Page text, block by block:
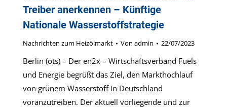
Treiber anerkennen – Künftige
Nationale Wasserstoffstrategie
Nachrichten zum Heizölmarkt Von admin 22/07/2023
Berlin (ots) – Der en2x – Wirtschaftsverband Fuels
und Energie begrüßt das Ziel, den Markthochlauf
von grünem Wasserstoff in Deutschland
voranzutreiben. Der aktuell vorliegende und zur